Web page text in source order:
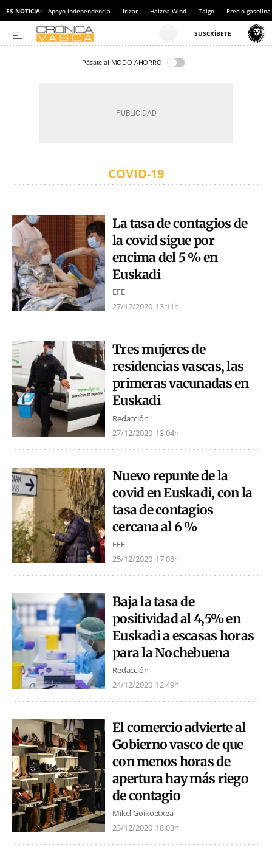
ES NOTICIA: Apoyo independencia Irizar Haizea Wind Talgo Precio gasolina
Pásate al MODO AHORRO
COVID-19
La tasa de contagios de
la covid sigue por
encima del 5 % en
Euskadi
EFE
27/12/2020 13:11h
Tres mujeres de
residencias vascas, las
primeras vacunadas en
Euskadi
Redacción
27/12/2020 13:04h
Nuevo repunte de la
covid en Euskadi, con la
tasa de contagios
cercana al 6 %
EFE
25/12/2020 17:08h
Baja la tasa de
positividad al 4,5% en
Euskadi a escasas horas
para la Nochebuena
Redacción
24/12/2020 12:49h
El comercio advierte al
Gobierno vasco de que
con menos horas de
apertura hay más riego
de contagio
Mikel Goikoetxea
23/12/2020 18:03h